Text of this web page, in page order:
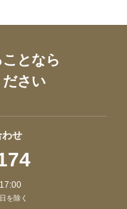
となら
さい
わせ
を除く